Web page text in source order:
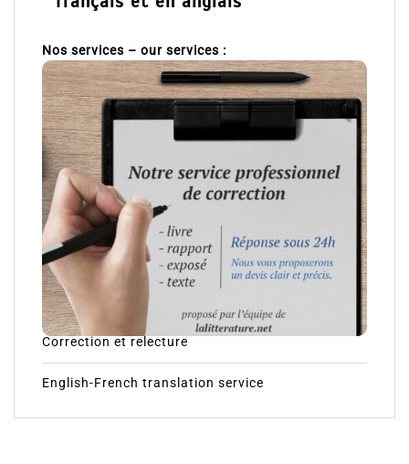
Nos services – our services :
Correction et relecture
English-French translation service